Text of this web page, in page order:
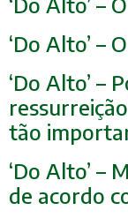
‘Do Alto’ –
‘Do Alto’ –
tão
‘Do Alto’ –
de acordo